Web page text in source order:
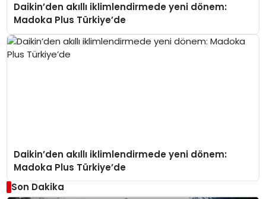
Daikin’den akıllı iklimlendirmede yeni dönem:
Madoka Plus Türkiye’de
Daikin’den akıllı iklimlendirmede yeni dönem:
Madoka Plus Türkiye’de
Son Dakika